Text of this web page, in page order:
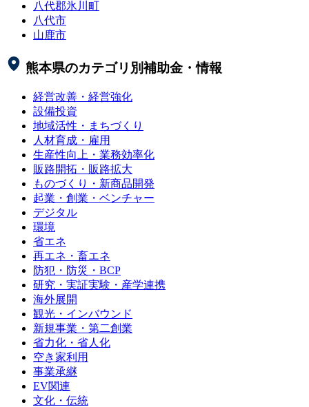
八代郡氷川町
八代市
山鹿市
熊本県のカテゴリ別補助金・情報
経営改善・経営強化
設備投資
地域活性・まちづくり
人材育成・雇用
生産性向上・業務効率化
販路開拓・販路拡大
ものづくり・新商品開発
起業・創業・ベンチャー
デジタル
環境
省エネ
再エネ・畜エネ
防犯・防災・BCP
研究・実証実験・産学連携
海外展開
観光・インバウンド
新規事業・第二創業
省力化・省人化
空き家利用
事業承継
EV関連
文化・伝統